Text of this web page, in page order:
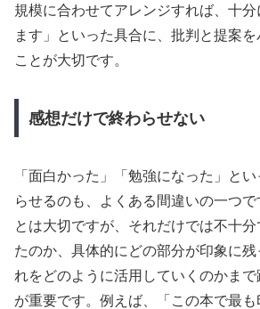
規模に合わせてアレンジすれば、十
ます」といった具合に、批判と提案
ことが大切です。
感想だけで終わらせない
「面白かった」「勉強になった」と
らせるのも、よくある間違いの一つ
とは大切ですが、それだけでは不十
たのか、具体的にどの部分が印象に
れをどのように活用していくのかま
が重要です。例えば、「この本で最も